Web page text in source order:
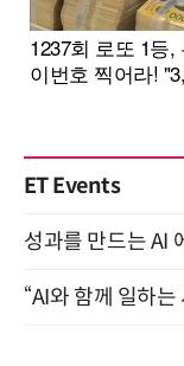
ET Events